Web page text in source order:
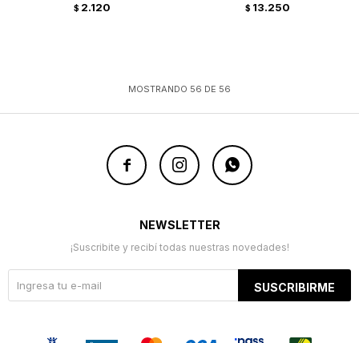
$ 2.120 $ 13.250
MOSTRANDO 56 DE 56
  
NEWSLETTER
¡Suscribite y recibí todas nuestras novedades!
SUSCRIBIRME